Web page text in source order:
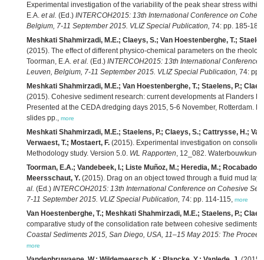
Experimental investigation of the variability of the peak shear stress
E.A. et al. (Ed.) INTERCOH2015: 13th International Conference on
Belgium, 7-11 September 2015. VLIZ Special Publication, 74: pp. 185-
Meshkati Shahmirzadi, M.E.; Claeys, S.; Van Hoestenberghe, T.;
(2015). The effect of different physico-chemical parameters on the
Toorman, E.A. et al. (Ed.) INTERCOH2015: 13th International Conference
Leuven, Belgium, 7-11 September 2015. VLIZ Special Publication, 74: pp.
Meshkati Shahmirzadi, M.E.; Van Hoestenberghe, T.; Staelens, P.;
(2015). Cohesive sediment research: current developments at Flanders
Presented at the CEDA dredging days 2015, 5-6 November, Rotterdam.
slides pp., more
Meshkati Shahmirzadi, M.E.; Staelens, P.; Claeys, S.; Cattrysse, H.;
Verwaest, T.; Mostaert, F. (2015). Experimental investigation on
Methodology study. Version 5.0. WL Rapporten, 12_082.
Toorman, E.A.; Vandebeek, I.; Liste Muñoz, M.; Heredia, M.; Rocabado,
Meersschaut, Y. (2015). Drag on an object towed through a fluid mud
al. (Ed.) INTERCOH2015: 13th International Conference on Cohesive
7-11 September 2015. VLIZ Special Publication, 74: pp. 114-115, more
Van Hoestenberghe, T.; Meshkati Shahmirzadi, M.E.; Staelens, P.;
comparative study of the consolidation rate between cohesive sediments
Coastal Sediments 2015, San Diego, USA, 11–15 May 2015: The
more